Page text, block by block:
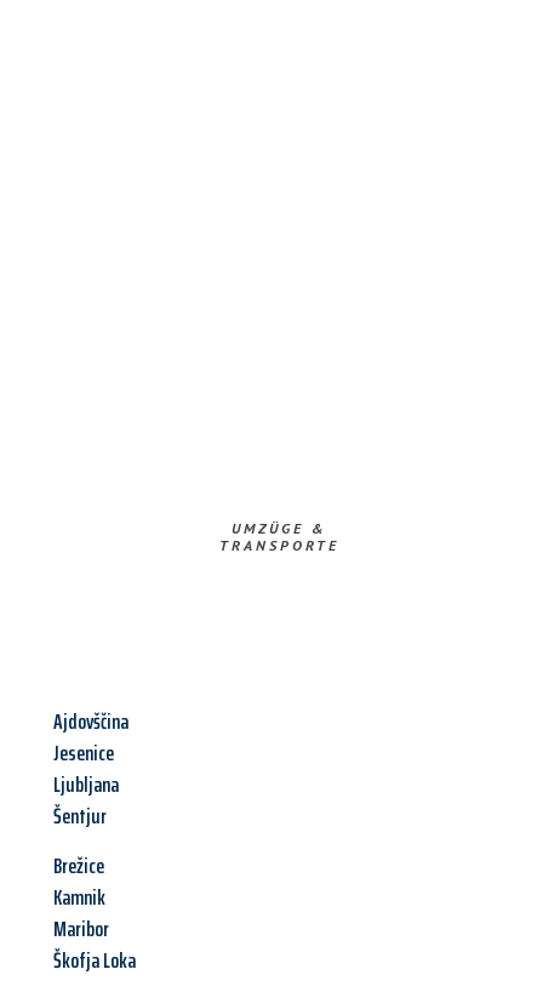
UMZÜGE &
TRANSPORTE
Ajdovščina
Jesenice
Ljubljana
Šentjur
Brežice
Kamnik
Maribor
Škofja Loka